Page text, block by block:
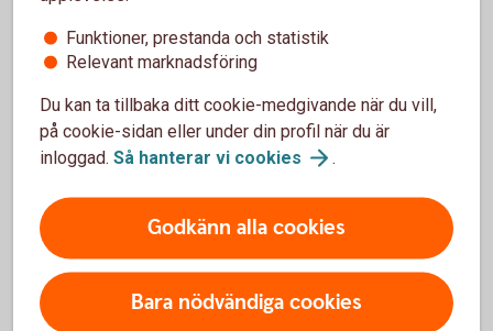
Funktioner, prestanda och statistik
Relevant marknadsföring
Du kan ta tillbaka ditt cookie-medgivande när du vill,
på cookie-sidan eller under din profil när du är
inloggad. Så hanterar vi cookies .
Godkänn alla cookies
Bara nödvändiga cookies